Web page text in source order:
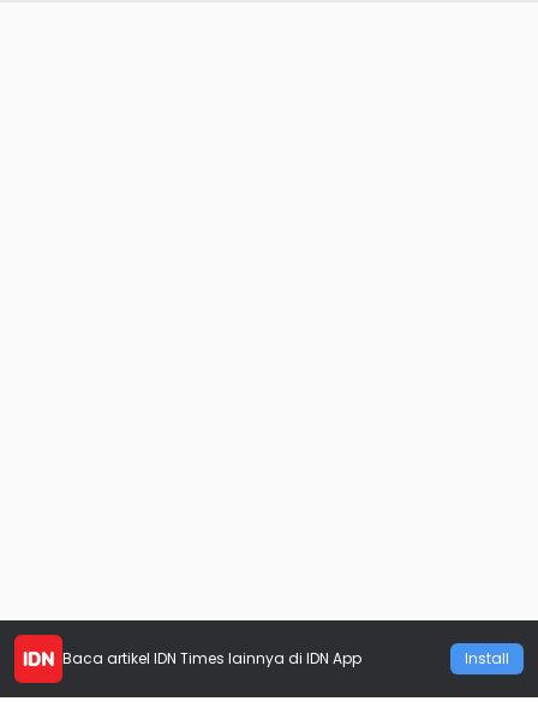
Baca artikel IDN Times lainnya di IDN App Install